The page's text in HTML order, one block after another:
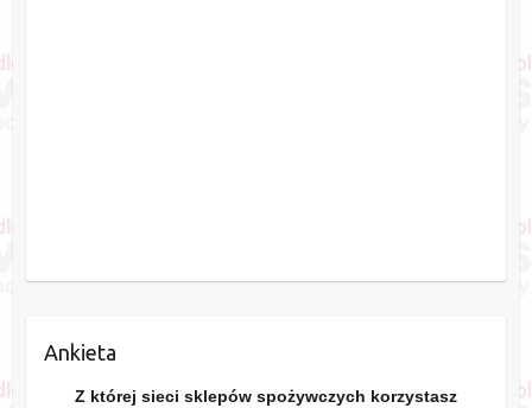
Ankieta
Z której sieci sklepów spożywczych korzystasz